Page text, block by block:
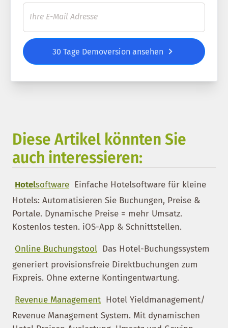
30 Tage Demoversion ansehen
Diese Artikel könnten Sie
auch interessieren:
Hotelsoftware Einfache Hotelsoftware für kleine
Hotels: Automatisieren Sie Buchungen, Preise &
Portale. Dynamische Preise = mehr Umsatz.
Kostenlos testen. iOS-App & Schnittstellen.
Online Buchungstool Das Hotel-Buchungssystem
generiert provisionsfreie Direktbuchungen zum
Fixpreis. Ohne externe Kontingentwartung.
Revenue Management Hotel Yieldmanagement/
Revenue Management System. Mit dynamischen